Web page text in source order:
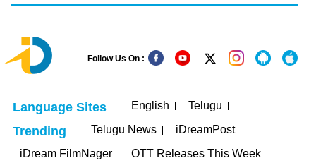
Follow Us On :
Language Sites English Telugu
Trending Telugu News
iDreamPost
iDream FilmNager
OTT Releases This Week